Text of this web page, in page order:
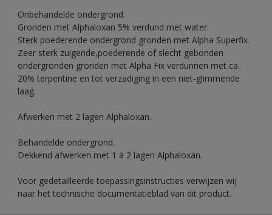
Onbehandelde ondergrond.
Gronden met Alphaloxan 5% verdund met water.
Sterk poederende ondergrond gronden met Alpha Superfix.
Zeer sterk zuigende,poederende of slecht gebonden
ondergronden gronden met Alpha Fix verdunnen met ca.
20% terpentine en tot verzadiging in een niet-glimmende
laag.
Afwerken met 2 lagen Alphaloxan.
Behandelde ondergrond.
Dekkend afwerken met 1 à 2 lagen Alphaloxan.
Voor gedetailleerde toepassingsinstructies verwijzen wij
naar het technische documentatieblad van dit product.